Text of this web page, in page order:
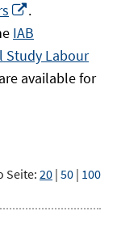
neuem
Fenster
öffnen
.
IAB
Study Labour
In
are available for
Seite:20 | 50 | 100